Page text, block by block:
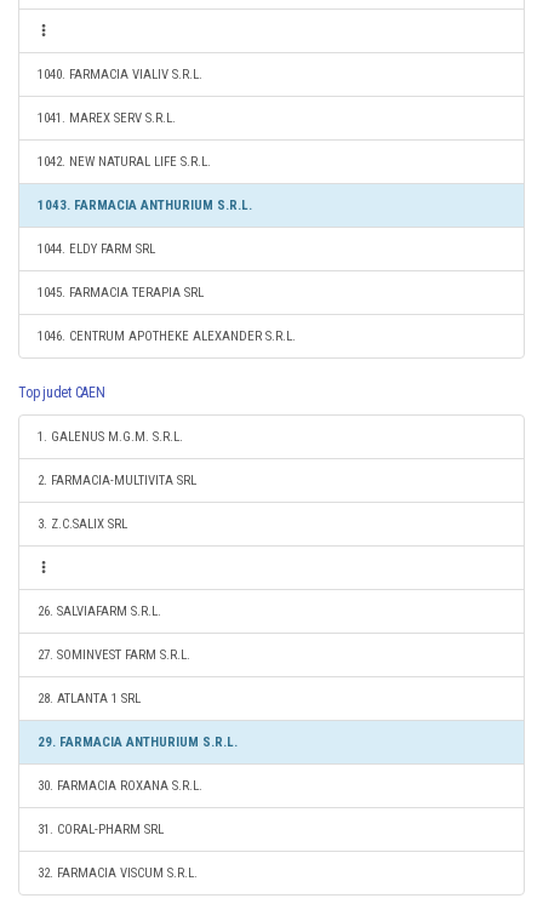
1040. FARMACIA VIALIV S.R.L.
1041. MAREX SERV S.R.L.
1042. NEW NATURAL LIFE S.R.L.
1043. FARMACIA ANTHURIUM S.R.L.
1044. ELDY FARM SRL
1045. FARMACIA TERAPIA SRL
1046. CENTRUM APOTHEKE ALEXANDER S.R.L.
Top judet CAEN
1. GALENUS M.G.M. S.R.L.
2. FARMACIA-MULTIVITA SRL
3. Z.C.SALIX SRL
26. SALVIAFARM S.R.L.
27. SOMINVEST FARM S.R.L.
28. ATLANTA 1 SRL
29. FARMACIA ANTHURIUM S.R.L.
30. FARMACIA ROXANA S.R.L.
31. CORAL-PHARM SRL
32. FARMACIA VISCUM S.R.L.